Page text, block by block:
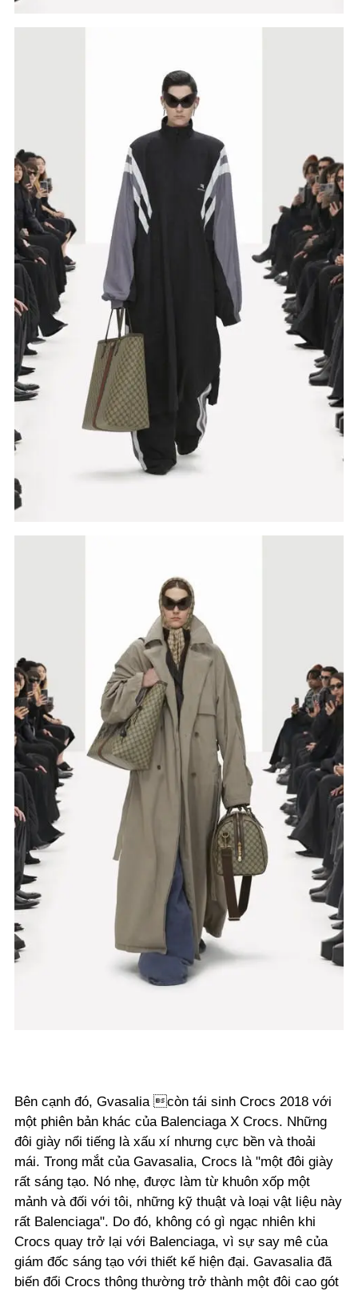
Bên cạnh đó, Gvasalia còn tái sinh Crocs 2018 với
một phiên bản khác của Balenciaga X Crocs. Những
đôi giày nổi tiếng là xấu xí nhưng cực bền và thoải
mái. Trong mắt của Gavasalia, Crocs là "một đôi giày
rất sáng tạo. Nó nhẹ, được làm từ khuôn xốp một
mảnh và đối với tôi, những kỹ thuật và loại vật liệu này
rất Balenciaga". Do đó, không có gì ngạc nhiên khi
Crocs quay trở lại với Balenciaga, vì sự say mê của
giám đốc sáng tạo với thiết kế hiện đại. Gavasalia đã
biến đổi Crocs thông thường trở thành một đôi cao gót